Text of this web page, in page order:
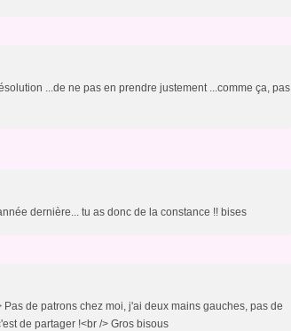
...de ne pas en prendre justement ...comme ça, pas
dernière... tu as donc de la constance !! bises
de patrons chez moi, j'ai deux mains gauches, pas de
de partager !<br /> Gros bisous